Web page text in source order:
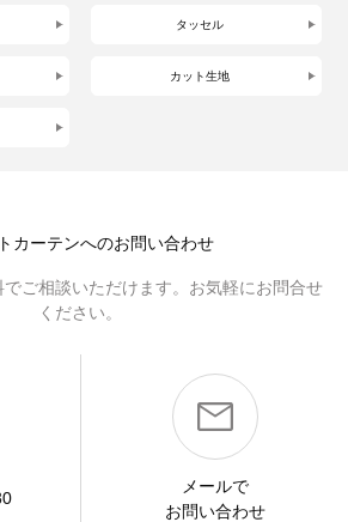
タッセル
カット生地
カーテンへのお問い合わせ
ご相談いただけます。お気軽にお問合せ
ください。
メールで
お問い合わせ